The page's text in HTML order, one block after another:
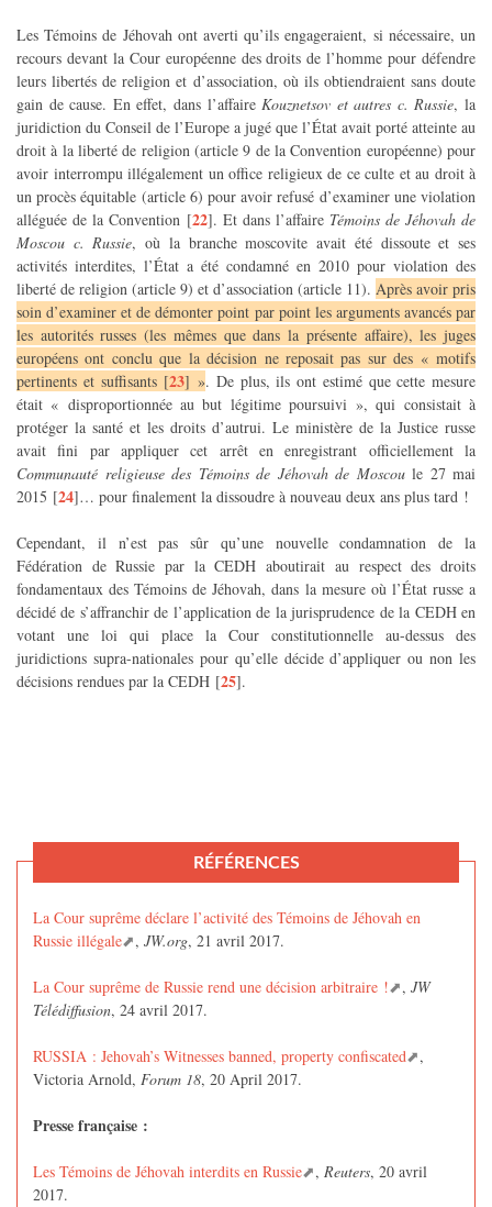
Les Témoins de Jéhovah ont averti qu’ils engageraient, si nécessaire, un
recours devant la Cour européenne des droits de l’homme pour défendre
leurs libertés de religion et d’association, où ils obtiendraient sans doute
gain de cause. En effet, dans l’affaire Kouznetsov et autres c. Russie, la
juridiction du Conseil de l’Europe a jugé que l’État avait porté atteinte au
droit à la liberté de religion (article 9 de la Convention européenne) pour
avoir interrompu illégalement un office religieux de ce culte et au droit à
un procès équitable (article 6) pour avoir refusé d’examiner une violation
alléguée de la Convention [22]. Et dans l’affaire Témoins de Jéhovah de
Moscou c. Russie, où la branche moscovite avait été dissoute et ses
activités interdites, l’État a été condamné en 2010 pour violation des
liberté de religion (article 9) et d’association (article 11). Après avoir pris
soin d’examiner et de démonter point par point les arguments avancés par
les autorités russes (les mêmes que dans la présente affaire), les juges
européens ont conclu que la décision ne reposait pas sur des « motifs
pertinents et suffisants[23] ». De plus, ils ont estimé que cette mesure
était « disproportionnée au but légitime poursuivi », qui consistait à
protéger la santé et les droits d’autrui. Le ministère de la Justice russe
avait fini par appliquer cet arrêt en enregistrant officiellement la
Communauté religieuse des Témoins de Jéhovah de Moscoule 27 mai
2015 [24]… pour finalement la dissoudre à nouveau deux ans plus tard !
Cependant, il n’est pas sûr qu’une nouvelle condamnation de la
Fédération de Russie par la CEDH aboutirait au respect des droits
fondamentaux des Témoins de Jéhovah, dans la mesure où l’État russe a
décidé de s’affranchir de l’application de la jurisprudence de la CEDH en
votant une loi qui place la Cour constitutionnelle au-dessus des
juridictions supra-nationales pour qu’elle décide d’appliquer ou non les
décisions rendues par la CEDH [25].
RÉFÉRENCES
La Cour suprême déclare l’activité des Témoins de Jéhovah en
Russie illégale
, JW.org, 21 avril 2017.
La Cour suprême de Russie rend une décision arbitraire ! , JW
Télédiffusion, 24 avril 2017.
RUSSIA : Jehovah’s Witnesses banned, property confiscated
,
Victoria Arnold, Forum 18, 20 April 2017.
Presse française :
Les Témoins de Jéhovah interdits en Russie , Reuters, 20 avril
2017.